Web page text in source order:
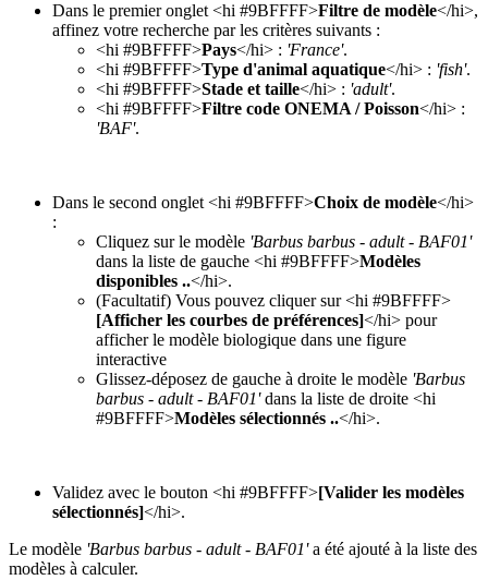
Dans le premier onglet <hi #9BFFFF>Filtre de modèle</hi>,
affinez votre recherche par les critères suivants :
<hi #9BFFFF>Pays</hi> : 'France'.
<hi #9BFFFF>Type d'animal aquatique</hi> : 'fish'.
<hi #9BFFFF>Stade et taille</hi> : 'adult'.
<hi #9BFFFF>Filtre code ONEMA / Poisson</hi> :
'BAF'.
Dans le second onglet <hi #9BFFFF>Choix de modèle</hi>
:
Cliquez sur le modèle 'Barbus barbus - adult - BAF01'
dans la liste de gauche <hi #9BFFFF>Modèles
disponibles ..</hi>.
(Facultatif) Vous pouvez cliquer sur <hi #9BFFFF>
[Afficher les courbes de préférences]</hi> pour
afficher le modèle biologique dans une figure
interactive
Glissez-déposez de gauche à droite le modèle 'Barbus
barbus - adult - BAF01'dans la liste de droite <hi
#9BFFFF>Modèles sélectionnés ..</hi>.
Validez avec le bouton <hi #9BFFFF>[Valider les modèles
sélectionnés]</hi>.
Le modèle 'Barbus barbus - adult - BAF01'a été ajouté à la liste des
modèles à calculer.